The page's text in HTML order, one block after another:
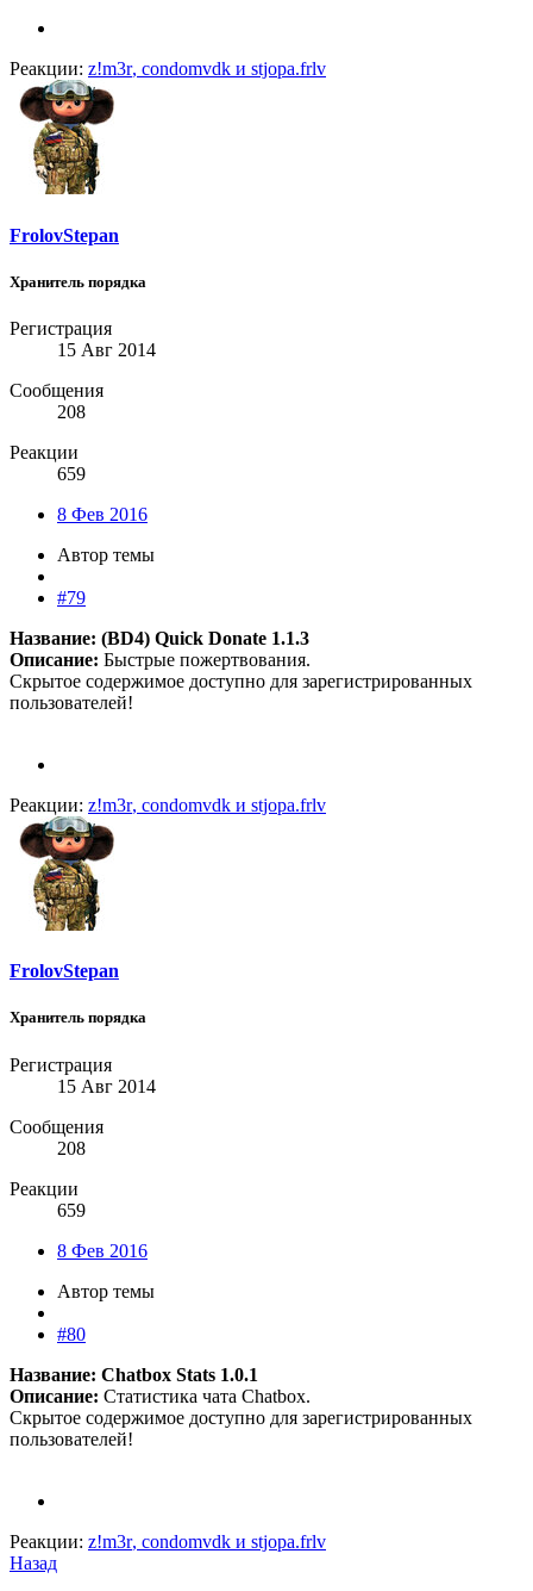
Реакции: z!m3r, condomvdk и stjopa.frlv
FrolovStepan
Хранитель порядка
Регистрация
15 Авг 2014
Сообщения
208
Реакции
659
8 Фев 2016
Автор темы
#79
Название: (BD4) Quick Donate 1.1.3
Описание: Быстрые пожертвования.
Скрытое содержимое доступно для зарегистрированных
пользователей!
Реакции: z!m3r, condomvdk и stjopa.frlv
FrolovStepan
Хранитель порядка
Регистрация
15 Авг 2014
Сообщения
208
Реакции
659
8 Фев 2016
Автор темы
#80
Название: Chatbox Stats 1.0.1
Описание: Статистика чата Chatbox.
Скрытое содержимое доступно для зарегистрированных
пользователей!
Реакции: z!m3r, condomvdk и stjopa.frlv
Назад